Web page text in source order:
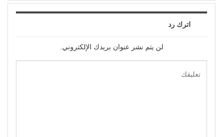
اترك رد
لن يتم نشر عنوان بريدك الإلكتروني.